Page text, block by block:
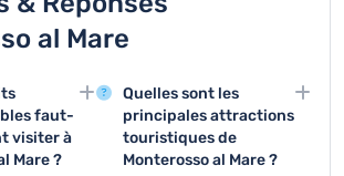
al Mare
faut-
visiter à
Mare ?
Quelles sont les
principales attractions
touristiques de
Monterosso al Mare ?